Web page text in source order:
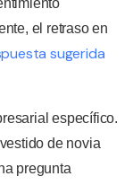
el retraso en
sugerida
específico.
de novia
pregunta